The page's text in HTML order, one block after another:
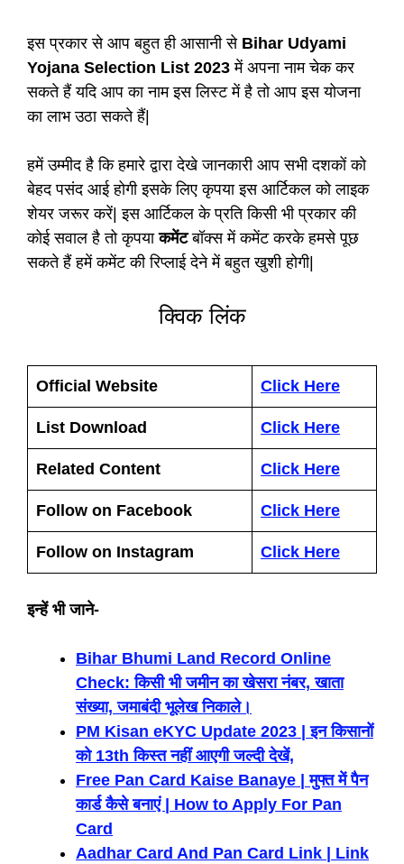
इस प्रकार से आप बहुत ही आसानी से Bihar Udyami
Yojana Selection List 2023 में अपना नाम चेक कर
सकते हैं यदि आप का नाम इस लिस्ट में है तो आप इस योजना
का लाभ उठा सकते हैं|
हमें उम्मीद है कि हमारे द्वारा देखे जानकारी आप सभी दशकों को
बेहद पसंद आई होगी इसके लिए कृपया इस आर्टिकल को लाइक
शेयर जरूर करें| इस आर्टिकल के प्रति किसी भी प्रकार की
कोई सवाल है तो कृपयाकमेंटबॉक्स में कमेंट करके हमसे पूछ
सकते हैं हमें कमेंट की रिप्लाई देने में बहुत खुशी होगी|
क्विक लिंक
Official Website Click Here
List Download Click Here
Related Content Click Here
Follow on Facebook Click Here
Follow on Instagram Click Here
इन्हें भी जाने-
Bihar Bhumi Land Record Online
Check: किसी भी जमीन का खेसरा नंबर, खाता
संख्या, जमाबंदी भूलेख निकाले।
PM Kisan eKYC Update 2023 | इन किसानों
को 13th किस्त नहीं आएगी जल्दी देखें,
Free Pan Card Kaise Banaye | मुफ्त में पैन
कार्ड कैसे बनाएं | How to Apply For Pan
Card
Aadhar Card And Pan Card Link | Link